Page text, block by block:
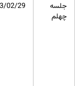
جلسه
چهلم
02/29